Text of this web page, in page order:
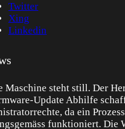
Twitter
Xing
Linkedin